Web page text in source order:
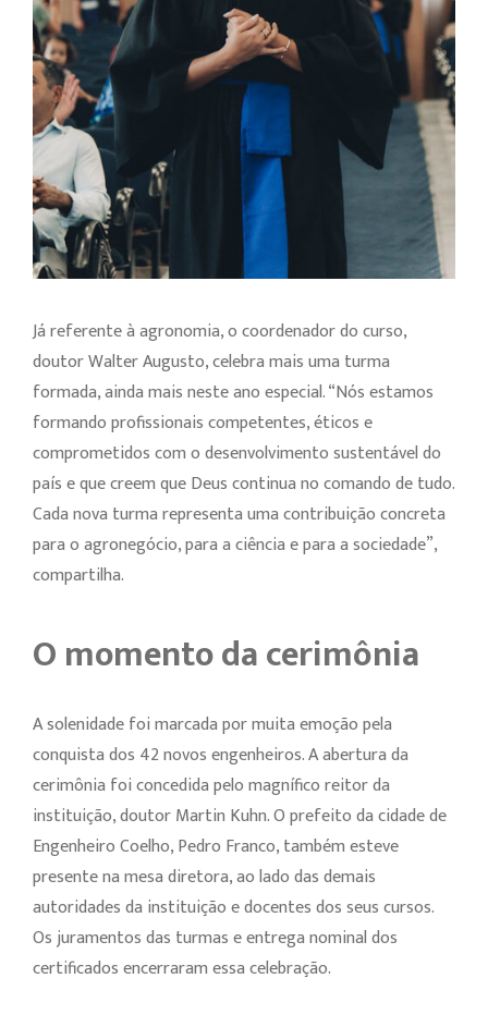
Já referente à agronomia, o coordenador do curso,
doutor Walter Augusto, celebra mais uma turma
formada, ainda mais neste ano especial. “Nós estamos
formando profissionais competentes, éticos e
comprometidos com o desenvolvimento sustentável do
país e que creem que Deus continua no comando de tudo.
Cada nova turma representa uma contribuição concreta
para o agronegócio, para a ciência e para a sociedade”,
compartilha.
O momento da cerimônia
A solenidade foi marcada por muita emoção pela
conquista dos 42 novos engenheiros. A abertura da
cerimônia foi concedida pelo magnífico reitor da
instituição, doutor Martin Kuhn. O prefeito da cidade de
Engenheiro Coelho, Pedro Franco, também esteve
presente na mesa diretora, ao lado das demais
autoridades da instituição e docentes dos seus cursos.
Os juramentos das turmas e entrega nominal dos
certificados encerraram essa celebração.